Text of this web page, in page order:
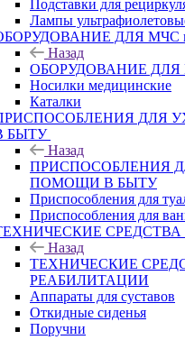
Подставки для
Лампы
ДЛЯ МЧС
Назад
ОБОРУДОВАНИЕ
Носилки медицинские
Каталки
ДЛЯ
БЫТУ
Назад
ПРИСПОСОБЛЕНИЯ
ПОМОЩИ В БЫТУ
Приспособления для
Приспособления для
Назад
ТЕХНИЧЕСКИЕ
РЕАБИЛИТАЦИИ
Аппараты для суставов
Откидные сиденья
Поручни